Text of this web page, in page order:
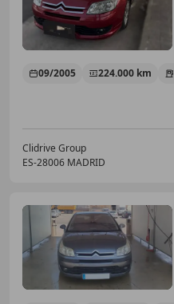
09/2005 224.000 km
Clidrive Group
ES-28006 MADRID